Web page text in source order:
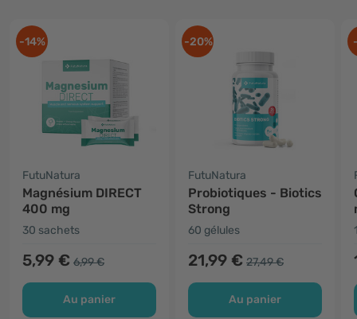
-14%
FutuNatura
Magnésium DIRECT
400 mg
30 sachets
5,99 € 6,99 €
Au panier
-20%
FutuNatura
Probiotiques - Biotics
Strong
60 gélules
21,99 € 27,49 €
Au panier